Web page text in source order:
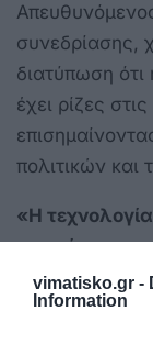
vimatisko.gr -
Information
συνεδρίασης,
διατύπωση
έχει ρίζες
πολιτικών και
«Η
ενισχύει την
υποτιμά.